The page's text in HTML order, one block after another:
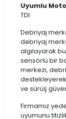
Uyumlu
TDI
Debriyaj
debriyaj
algılayarak
sensörlü bir
merkezi,
ve sürüş
Firmamız
uyumunu